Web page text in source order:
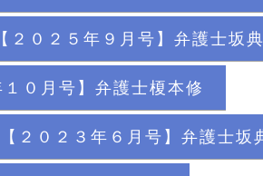
０２５年９月号】弁護士坂
０月号】弁護士榎本修
２０２３年６月号】弁護士坂